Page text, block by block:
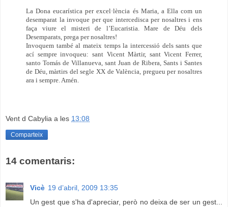
La Dona eucarística per excel·lència és Maria, a Ella com un
desemparat la invoque per que intercedisca per nosaltres i ens
faça viure el misteri de l’Eucaristia. Mare de Déu dels
Desemparats, prega per nosaltres!
Invoquem també al mateix temps la intercessió dels sants que
ací sempre invoqueu: sant Vicent Màrtir, sant Vicent Ferrer,
santo Tomás de Villanueva, sant Juan de Ribera, Sants i Santes
de Déu, màrtirs del segle XX de València, pregueu per nosaltres
ara i sempre. Amén.
Vent d Cabylia a les 13:08
Comparteix
14 comentaris:
Vicè 19 d’abril, 2009 13:35
Un gest que s'ha d'apreciar, però no deixa de ser un gest...